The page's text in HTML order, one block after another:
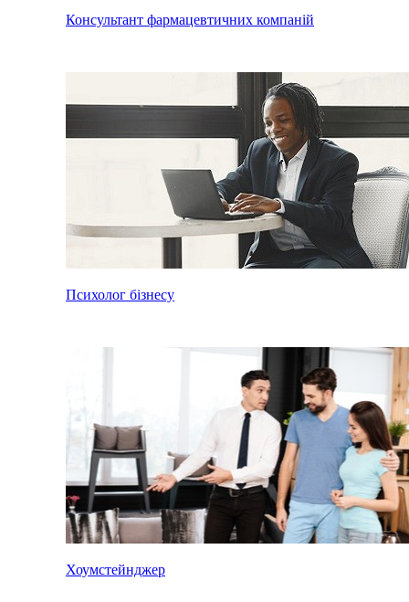
Консультант фармацевтичних компаній
Психолог бізнесу
Хоумстейнджер